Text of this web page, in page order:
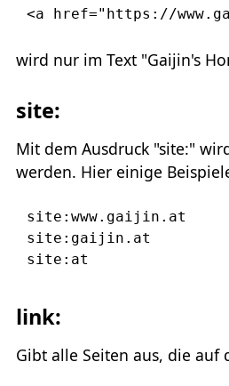
<a href="https://
wird nur im Text "Gaijin's
site:
Mit dem Ausdruck "site:"
werden. Hier einige
site:www.gaijin.at
site:gaijin.at
link:
Gibt alle Seiten aus, die auf